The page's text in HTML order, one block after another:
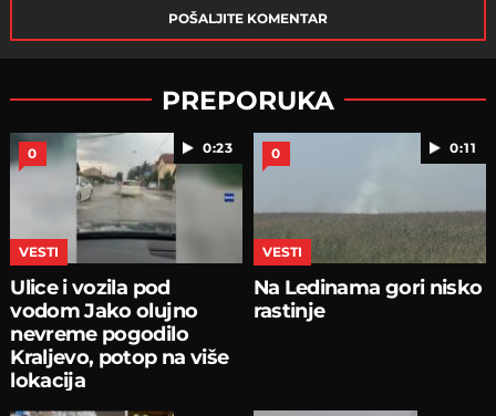
POŠALJITE KOMENTAR
PREPORUKA
0:23
0
VESTI
Ulice i vozila pod
vodom Jako olujno
nevreme pogodilo
Kraljevo, potop na više
lokacija
0:11
0
VESTI
Na Ledinama gori nisko
rastinje